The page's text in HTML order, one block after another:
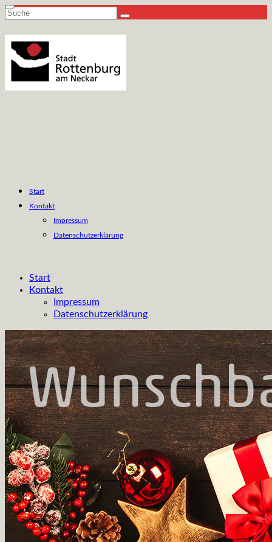
Suche
Start
Kontakt
Impressum
Datenschutzerklärung
Start
Kontakt
Impressum
Datenschutzerklärung